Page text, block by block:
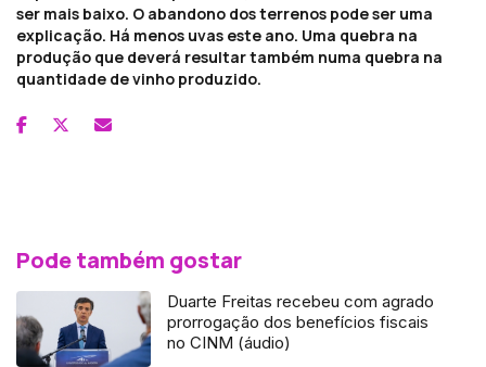
ser mais baixo. O abandono dos terrenos pode ser uma
explicação. Há menos uvas este ano. Uma quebra na
produção que deverá resultar também numa quebra na
quantidade de vinho produzido.
Pode também gostar
Duarte Freitas recebeu com agrado
prorrogação dos benefícios fiscais
no CINM (áudio)